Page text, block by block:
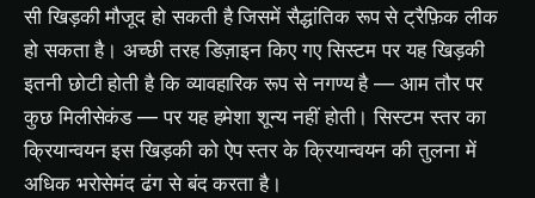
सी खिड़की मौजूद हो सकती है जिसमें सैद्धांतिक रूप से ट्रैफ़िक लीक
हो सकता है। अच्छी तरह डिज़ाइन किए गए सिस्टम पर यह खिड़की
इतनी छोटी होती है कि व्यावहारिक रूप से नगण्य है — आम तौर पर
कुछ मिलीसेकंड — पर यह हमेशा शून्य नहीं होती। सिस्टम स्तर का
क्रियान्वयन इस खिड़की को ऐप स्तर के क्रियान्वयन की तुलना में
अधिक भरोसेमंद ढंग से बंद करता है।